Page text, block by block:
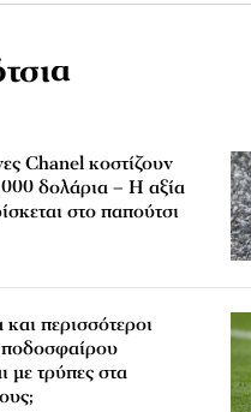
Chanel κοστίζουν
δολάρια – Η αξία
στο παπούτσι
και περισσότεροι
ποδοσφαίρου
με τρύπες στα